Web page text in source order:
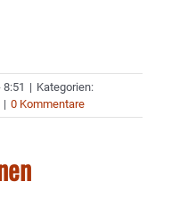
8:51 | Kategorien:
| 0 Kommentare